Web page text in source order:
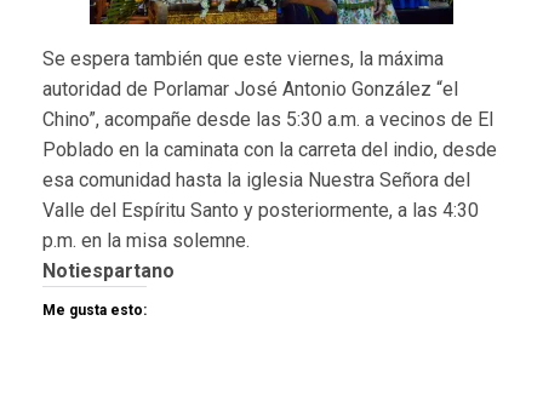
Se espera también que este viernes, la máxima
autoridad de Porlamar José Antonio González “el
Chino”, acompañe desde las 5:30 a.m. a vecinos de El
Poblado en la caminata con la carreta del indio, desde
esa comunidad hasta la iglesia Nuestra Señora del
Valle del Espíritu Santo y posteriormente, a las 4:30
p.m. en la misa solemne.
Notiespartano
Me gusta esto: